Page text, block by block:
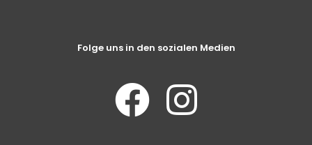
Folge uns in den sozialen Medien